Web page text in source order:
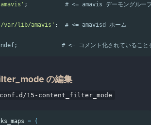
; # <= amavis デーモングルー
var/lib/amavis' ; # <= amavisd ホーム
# <= コメント化されていることを確
の編集
15-content_filter_mode
=
(